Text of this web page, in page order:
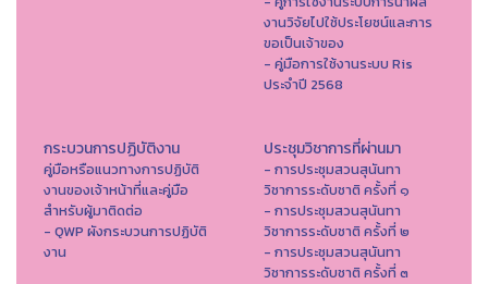
งานวิจัยไปใช้ประโยชน์และการ
ขอเป็นเจ้าของ
- คู่มือการใช้งานระบบ Ris
ประจำปี 2568
กระบวนการปฏิบัติงาน
คู่มือหรือแนวทางการปฏิบัติ
งานของเจ้าหน้าที่และคู่มือ
สำหรับผู้มาติดต่อ
- QWP ผังกระบวนการปฏิบัติ
งาน
ประชุมวิชาการที่ผ่านมา
- การประชุมสวนสุนันทา
วิชาการระดับชาติ ครั้งที่ ๑
- การประชุมสวนสุนันทา
วิชาการระดับชาติ ครั้งที่ ๒
- การประชุมสวนสุนันทา
วิชาการระดับชาติ ครั้งที่ ๓